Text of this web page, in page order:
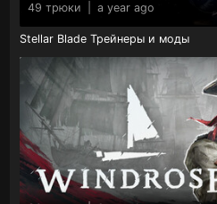
49 трюки a year ago
Stellar Blade Трейнеры и моды